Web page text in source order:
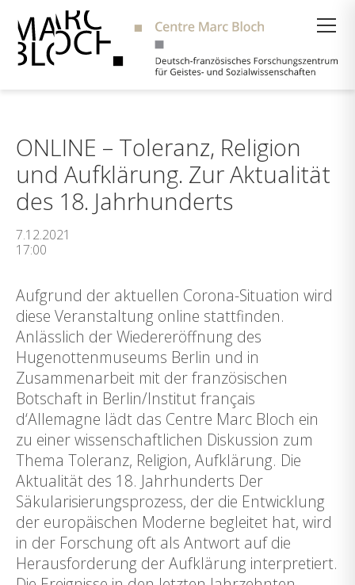
ONLINE – Toleranz, Religion
und Aufklärung. Zur Aktualität
des 18. Jahrhunderts
7.12.2021
17:00
Aufgrund der aktuellen Corona-Situation wird
diese Veranstaltung online stattfinden.
Anlässlich der Wiedereröffnung des
Hugenottenmuseums Berlin und in
Zusammenarbeit mit der französischen
Botschaft in Berlin/Institut français
d‘Allemagne lädt das Centre Marc Bloch ein
zu einer wissenschaftlichen Diskussion zum
Thema Toleranz, Religion, Aufklärung. Die
Aktualität des 18. Jahrhunderts Der
Säkularisierungsprozess, der die Entwicklung
der europäischen Moderne begleitet hat, wird
in der Forschung oft als Antwort auf die
Herausforderung der Aufklärung interpretiert.